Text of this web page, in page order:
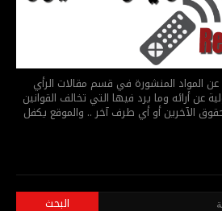
عن المواد المنشورة في قسم مقالات الرأي
عن أرائه وما يرد فيها التي تخالف القوانين
الآخرين أو أي طرف آخر .. والموقع يكفل